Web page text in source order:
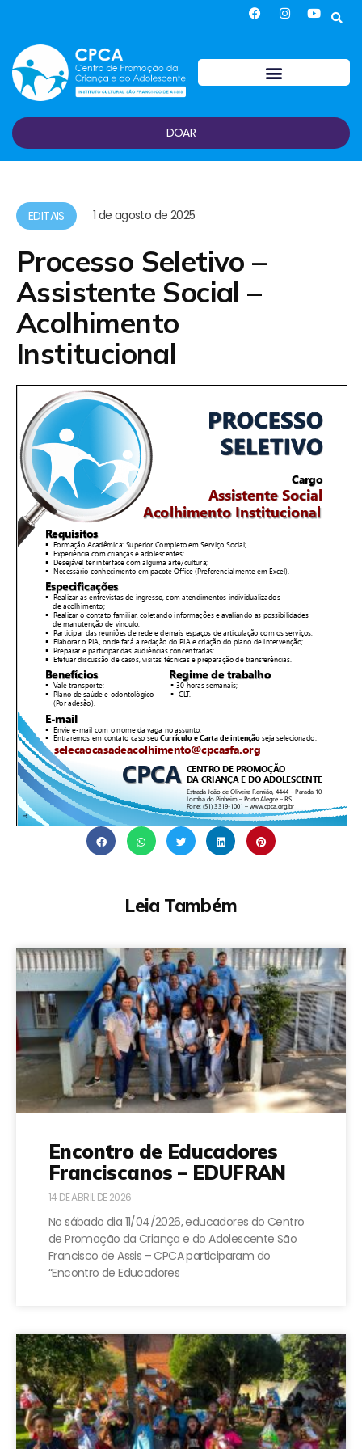
DOAR
EDITAIS 1 de agosto de 2025
Processo Seletivo –
Assistente Social –
Acolhimento
Institucional
Leia Também
Encontro de Educadores
Franciscanos – EDUFRAN
14 DE ABRIL DE 2026
No sábado dia 11/04/2026, educadores do Centro
de Promoção da Criança e do Adolescente São
Francisco de Assis – CPCA participaram do
“Encontro de Educadores